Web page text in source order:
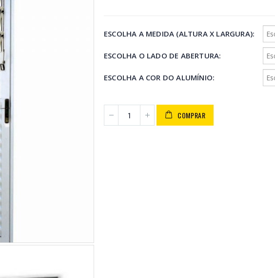
ESCOLHA A MEDIDA (ALTURA X LARGURA)
ESCOLHA O LADO DE ABERTURA
ESCOLHA A COR DO ALUMÍNIO
COMPRAR